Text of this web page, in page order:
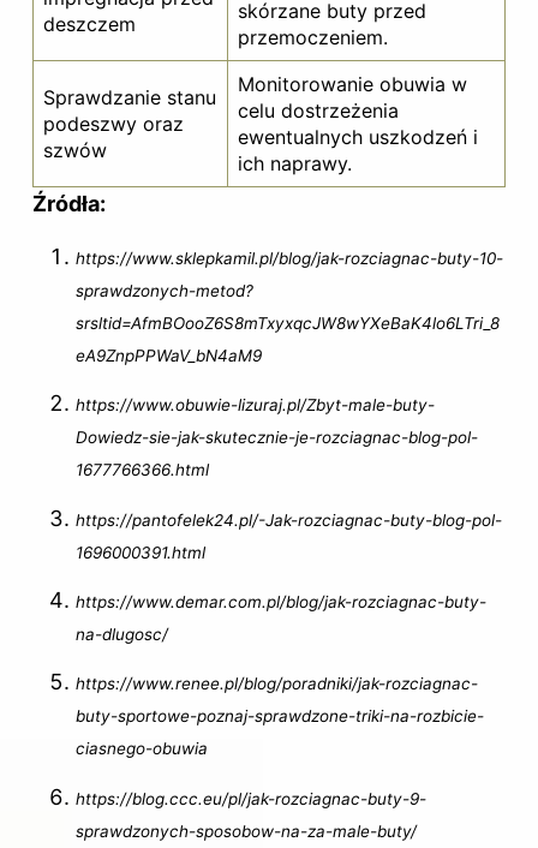
deszczem
skórzane buty przed
przemoczeniem.
Sprawdzanie stanu
podeszwy oraz
szwów
Monitorowanie obuwia w
celu dostrzeżenia
ewentualnych uszkodzeń i
ich naprawy.
Źródła:
https://www.sklepkamil.pl/blog/jak-rozciagnac-buty-10-
sprawdzonych-metod?
srsltid=AfmBOooZ6S8mTxyxqcJW8wYXeBaK4lo6LTri_8
eA9ZnpPPWaV_bN4aM9
https://www.obuwie-lizuraj.pl/Zbyt-male-buty-
Dowiedz-sie-jak-skutecznie-je-rozciagnac-blog-pol-
1677766366.html
https://pantofelek24.pl/-Jak-rozciagnac-buty-blog-pol-
1696000391.html
https://www.demar.com.pl/blog/jak-rozciagnac-buty-
na-dlugosc/
https://www.renee.pl/blog/poradniki/jak-rozciagnac-
buty-sportowe-poznaj-sprawdzone-triki-na-rozbicie-
ciasnego-obuwia
https://blog.ccc.eu/pl/jak-rozciagnac-buty-9-
sprawdzonych-sposobow-na-za-male-buty/